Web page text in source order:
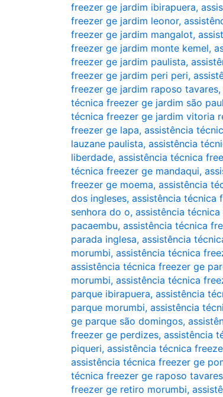
freezer ge jardim ibirapuera,
freezer ge jardim leonor,
freezer ge jardim mangalot,
freezer ge jardim monte kemel,
freezer ge jardim paulista,
freezer ge jardim peri peri,
freezer ge jardim raposo tavares,
técnica freezer ge jardim são
técnica freezer ge jardim vitoria
freezer ge lapa, assistência
lauzane paulista, assistência
liberdade, assistência técnica
técnica freezer ge mandaqui,
freezer ge moema, assistência
dos ingleses, assistência técnica
senhora do o, assistência
pacaembu, assistência técnica
parada inglesa, assistência
morumbi, assistência técnica
assistência técnica freezer ge
morumbi, assistência técnica
parque ibirapuera, assistência
parque morumbi, assistência
ge parque são domingos,
freezer ge perdizes, assistência
piqueri, assistência técnica
assistência técnica freezer ge
técnica freezer ge raposo tavares
freezer ge retiro morumbi,